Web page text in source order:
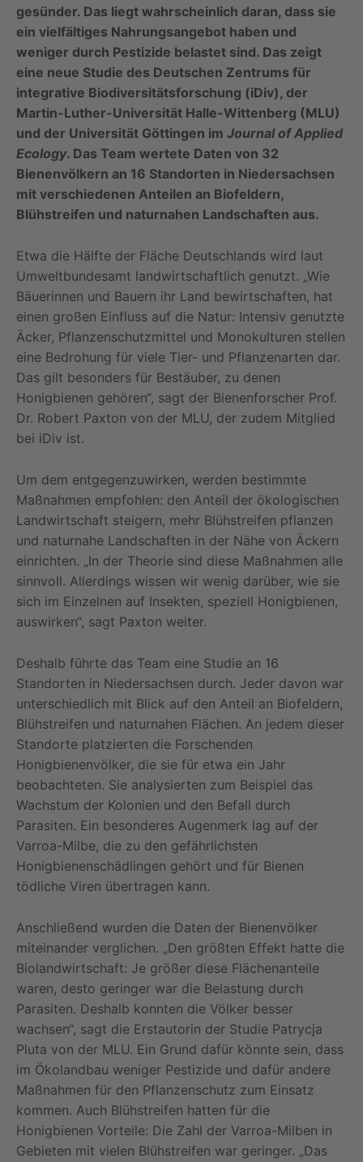
gesünder. Das liegt wahrscheinlich daran, dass sie
ein vielfältiges Nahrungsangebot haben und
weniger durch Pestizide belastet sind. Das zeigt
eine neue Studie des Deutschen Zentrums für
integrative Biodiversitätsforschung (iDiv), der
Martin-Luther-Universität Halle-Wittenberg (MLU)
und der Universität Göttingen im Journal of Applied
Ecology. Das Team wertete Daten von 32
Bienenvölkern an 16 Standorten in Niedersachsen
mit verschiedenen Anteilen an Biofeldern,
Blühstreifen und naturnahen Landschaften aus.
Etwa die Hälfte der Fläche Deutschlands wird laut
Umweltbundesamt landwirtschaftlich genutzt. „Wie
Bäuerinnen und Bauern ihr Land bewirtschaften, hat
einen großen Einfluss auf die Natur: Intensiv genutzte
Äcker, Pflanzenschutzmittel und Monokulturen stellen
eine Bedrohung für viele Tier- und Pflanzenarten dar.
Das gilt besonders für Bestäuber, zu denen
Honigbienen gehören“, sagt der Bienenforscher Prof.
Dr. Robert Paxton von der MLU, der zudem Mitglied
bei iDiv ist.
Um dem entgegenzuwirken, werden bestimmte
Maßnahmen empfohlen: den Anteil der ökologischen
Landwirtschaft steigern, mehr Blühstreifen pflanzen
und naturnahe Landschaften in der Nähe von Äckern
einrichten. „In der Theorie sind diese Maßnahmen alle
sinnvoll. Allerdings wissen wir wenig darüber, wie sie
sich im Einzelnen auf Insekten, speziell Honigbienen,
auswirken“, sagt Paxton weiter.
Deshalb führte das Team eine Studie an 16
Standorten in Niedersachsen durch. Jeder davon war
unterschiedlich mit Blick auf den Anteil an Biofeldern,
Blühstreifen und naturnahen Flächen. An jedem dieser
Standorte platzierten die Forschenden
Honigbienenvölker, die sie für etwa ein Jahr
beobachteten. Sie analysierten zum Beispiel das
Wachstum der Kolonien und den Befall durch
Parasiten. Ein besonderes Augenmerk lag auf der
Varroa-Milbe, die zu den gefährlichsten
Honigbienenschädlingen gehört und für Bienen
tödliche Viren übertragen kann.
Anschließend wurden die Daten der Bienenvölker
miteinander verglichen. „Den größten Effekt hatte die
Biolandwirtschaft: Je größer diese Flächenanteile
waren, desto geringer war die Belastung durch
Parasiten. Deshalb konnten die Völker besser
wachsen“, sagt die Erstautorin der Studie Patrycja
Pluta von der MLU. Ein Grund dafür könnte sein, dass
im Ökolandbau weniger Pestizide und dafür andere
Maßnahmen für den Pflanzenschutz zum Einsatz
kommen. Auch Blühstreifen hatten für die
Honigbienen Vorteile: Die Zahl der Varroa-Milben in
Gebieten mit vielen Blühstreifen war geringer. „Das